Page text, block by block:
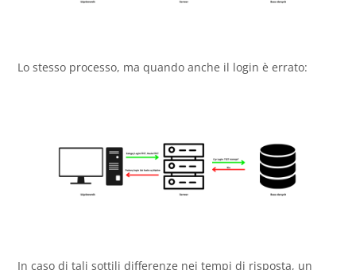
Lo stesso processo, ma quando anche il login è errato:
In caso di tali sottili differenze nei tempi di risposta, un